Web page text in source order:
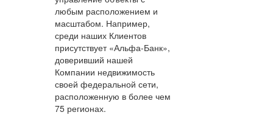
любым расположением и
масштабом. Например,
среди наших Клиентов
присутствует «Альфа-Банк»,
доверивший нашей
Компании недвижимость
своей федеральной сети,
расположенную в более чем
75 регионах.